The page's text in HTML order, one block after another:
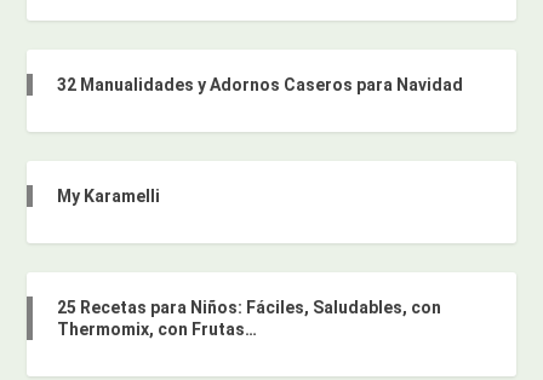
32 Manualidades y Adornos Caseros para Navidad
My Karamelli
25 Recetas para Niños: Fáciles, Saludables, con
Thermomix, con Frutas…